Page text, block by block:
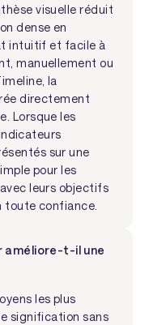
visuelle réduit
dense en
intuitif et facile à
manuellement ou
la
directement
Lorsque les
sur une
pour les
leurs objectifs
toute confiance.
améliore-t-il une
les plus
signification sans